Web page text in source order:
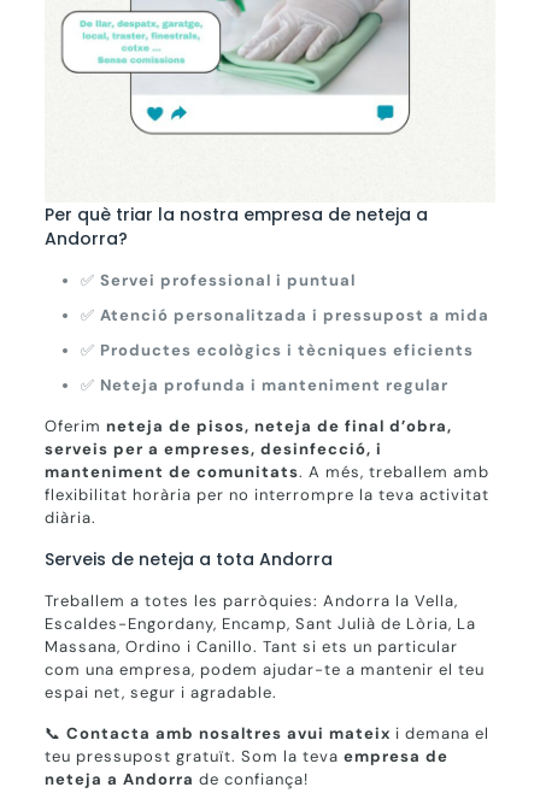
Per què triar la nostra empresa de neteja a
Andorra?
✅ Servei professional i puntual
✅ Atenció personalitzada i pressupost a mida
✅ Productes ecològics i tècniques eficients
✅ Neteja profunda i manteniment regular
Oferim neteja de pisos, neteja de final d’obra,
serveis per a empreses, desinfecció, i
manteniment de comunitats. A més, treballem amb
flexibilitat horària per no interrompre la teva activitat
diària.
Serveis de neteja a tota Andorra
Treballem a totes les parròquies: Andorra la Vella,
Escaldes-Engordany, Encamp, Sant Julià de Lòria, La
Massana, Ordino i Canillo. Tant si ets un particular
com una empresa, podem ajudar-te a mantenir el teu
espai net, segur i agradable.
📞 Contacta amb nosaltres avui mateix i demana el
teu pressupost gratuït. Som la teva empresa de
neteja a Andorra de confiança!